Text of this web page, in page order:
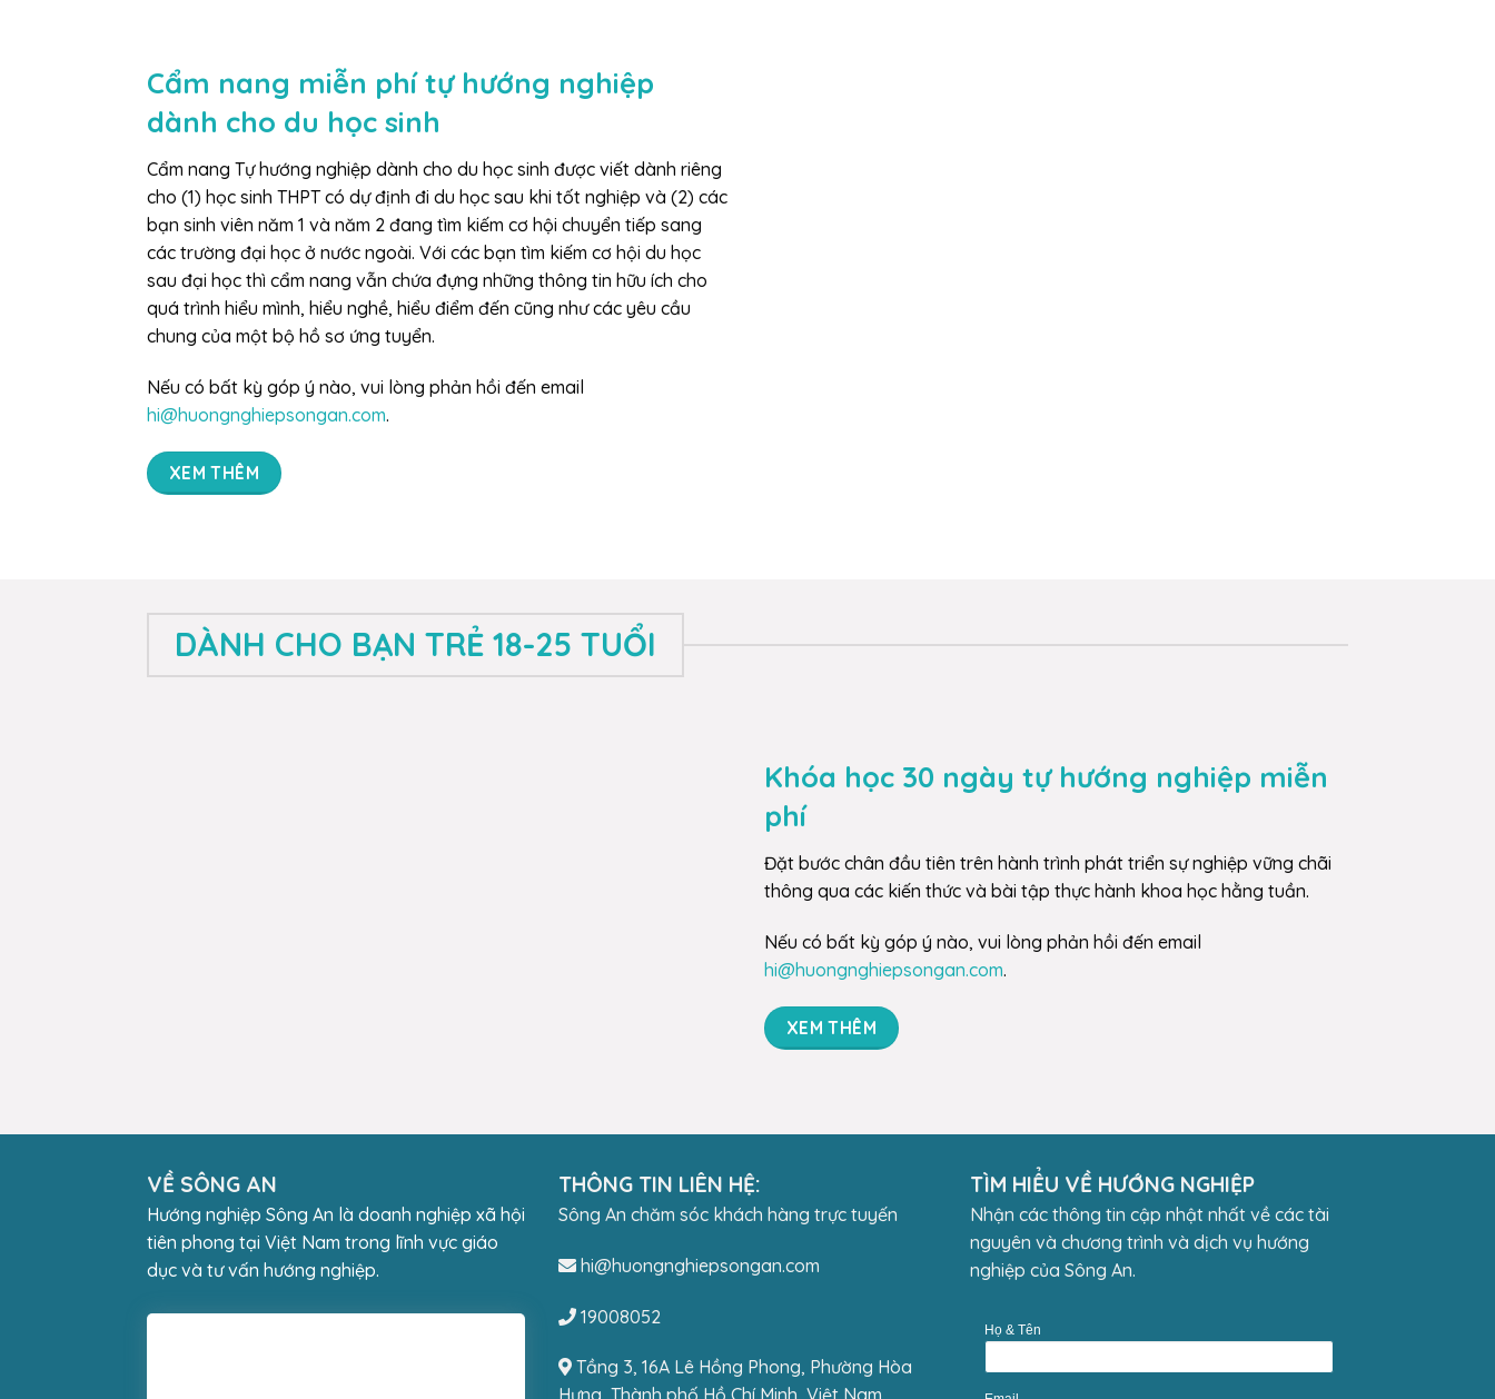
Cẩm nang miễn phí tự hướng nghiệp
dành cho du học sinh
Cẩm nang Tự hướng nghiệp dành cho du học sinh được viết dành riêng
cho (1) học sinh THPT có dự định đi du học sau khi tốt nghiệp và (2) các
bạn sinh viên năm 1 và năm 2 đang tìm kiếm cơ hội chuyển tiếp sang
các trường đại học ở nước ngoài. Với các bạn tìm kiếm cơ hội du học
sau đại học thì cẩm nang vẫn chứa đựng những thông tin hữu ích cho
quá trình hiểu mình, hiểu nghề, hiểu điểm đến cũng như các yêu cầu
chung của một bộ hồ sơ ứng tuyển.
Nếu có bất kỳ góp ý nào, vui lòng phản hồi đến email
hi@huongnghiepsongan.com.
XEM THÊM
DÀNH CHO BẠN TRẺ 18-25 TUỔI
Khóa học 30 ngày tự hướng nghiệp miễn
phí
Đặt bước chân đầu tiên trên hành trình phát triển sự nghiệp vững chãi
thông qua các kiến thức và bài tập thực hành khoa học hằng tuần.
Nếu có bất kỳ góp ý nào, vui lòng phản hồi đến email
hi@huongnghiepsongan.com.
XEM THÊM
VỀ SÔNG AN
Hướng nghiệp Sông An là doanh nghiệp xã hội
tiên phong tại Việt Nam trong lĩnh vực giáo
dục và tư vấn hướng nghiệp.
THÔNG TIN LIÊN HỆ:
Sông An chăm sóc khách hàng trực tuyến
hi@huongnghiepsongan.com
19008052
Tầng 3, 16A Lê Hồng Phong, Phường Hòa
TÌM HIỂU VỀ HƯỚNG NGHIỆP
Nhận các thông tin cập nhật nhất về các tài
nguyên và chương trình và dịch vụ hướng
nghiệp của Sông An.
Họ & Tên